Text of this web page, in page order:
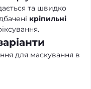
та швидко
кріпильні
для маскування в